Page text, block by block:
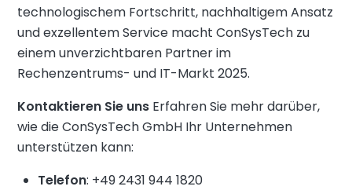
technologischem Fortschritt, nachhaltigem Ansatz
und exzellentem Service macht ConSysTech zu
einem unverzichtbaren Partner im
Rechenzentrums- und IT-Markt 2025.
Kontaktieren Sie uns Erfahren Sie mehr darüber,
wie die ConSysTech GmbH Ihr Unternehmen
unterstützen kann:
Telefon: +49 2431 944 1820